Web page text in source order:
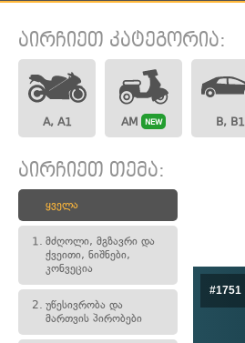
აირჩიეთ კატეგორია:
A, A1 AM NEW B, B1
აირჩიეთ თემა:
ყველა
1. მძღოლი, მგზავრი და
ქვეითი, ნიშნები,
კონვეცია
2. უწესივრობა და
მართვის პირობები
#1751